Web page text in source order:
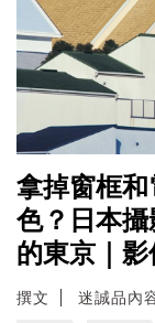
拿掉窗框
色？日本攝
的東京｜
撰文 迷誠品內